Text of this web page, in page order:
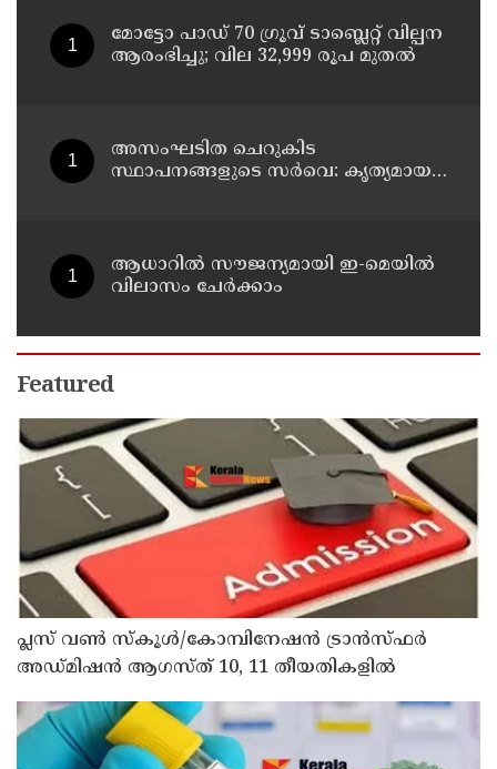
മോട്ടോ പാഡ് 70 ഗ്രൂവ് ടാബ്ലെറ്റ് വില്പന
ആരംഭിച്ചു; വില 32,999 രൂപ മുതൽ
അസംഘടിത ചെറുകിട
സ്ഥാപനങ്ങളുടെ സർവെ: കൃത്യമായ
ആധാറിൽ സൗജന്യമായി ഇ-മെയിൽ
വിലാസം ചേർക്കാം
Featured
പ്ലസ് വൺ സ്‌കൂൾ/കോമ്പിനേഷൻ ട്രാൻസ്ഫർ
അഡ്മിഷൻ ആഗസ്ത് 10, 11 തീയതികളിൽ